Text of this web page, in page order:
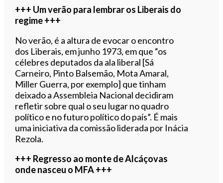
+++ Um verão para lembrar os Liberais do
regime +++
No verão, é a altura de evocar o encontro
dos Liberais, em junho 1973, em que “os
célebres deputados da ala liberal [Sá
Carneiro, Pinto Balsemão, Mota Amaral,
Miller Guerra, por exemplo] que tinham
deixado a Assembleia Nacional decidiram
refletir sobre qual o seu lugar no quadro
político e no futuro político do país”. É mais
uma iniciativa da comissão liderada por Inácia
Rezola.
+++ Regresso ao monte de Alcáçovas
onde nasceu o MFA +++